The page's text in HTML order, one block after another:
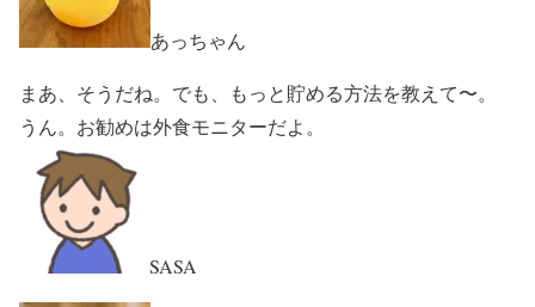
あっちゃん
まあ、そうだね。でも、もっと貯める方法を教えて〜。
うん。お勧めは外食モニターだよ。
SASA